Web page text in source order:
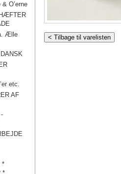
O’erne
Ælle
etc.
AF
*
< Tilbage til varelisten